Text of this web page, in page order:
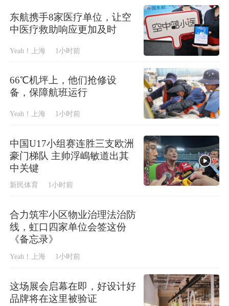
东航携手8家医疗单位，让空
中医疗救助响应更加及时
Yeah！上海 1小时前
66℃机坪上，他们抢修设
备，保障航班运行
Yeah！上海 1小时前
中国U17小组赛连胜三支欧洲
豪门梯队 主帅浮嶋敏道出其
中关键
新民体育 1小时前
合力筑牢小区物业治理法治防
线，虹口四家单位会签这份
《备忘录》
Yeah！上海 1小时前
这场展会启幕在即，好设计好
品牌将在这里被验证